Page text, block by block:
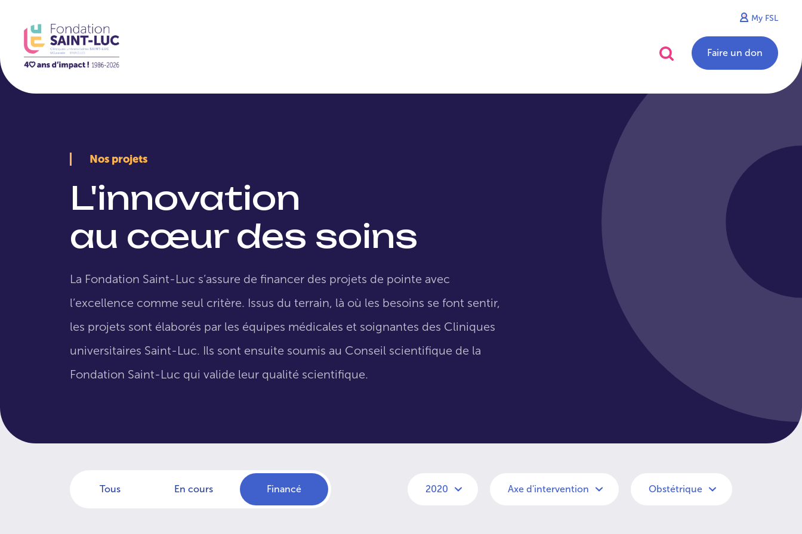
My FSL
Faire un don
Nos projets
L'innovation
au cœur des soins
La Fondation Saint-Luc s’assure de financer des projets de pointe avec
l’excellence comme seul critère. Issus du terrain, là où les besoins se font sentir,
les projets sont élaborés par les équipes médicales et soignantes des Cliniques
universitaires Saint-Luc. Ils sont ensuite soumis au Conseil scientifique de la
Fondation Saint-Luc qui valide leur qualité scientifique.
Tous En cours Financé 2020 Axe d'intervention Obstétrique